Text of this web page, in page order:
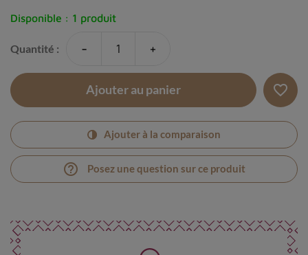
Disponible : 1 produit
Quantité : - +
Ajouter au panier favorite_border
Ajouter à la comparaison
help_outline Posez une question sur ce produit